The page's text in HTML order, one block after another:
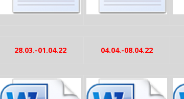
28.03.-01.04.22 04.04.-08.04.22